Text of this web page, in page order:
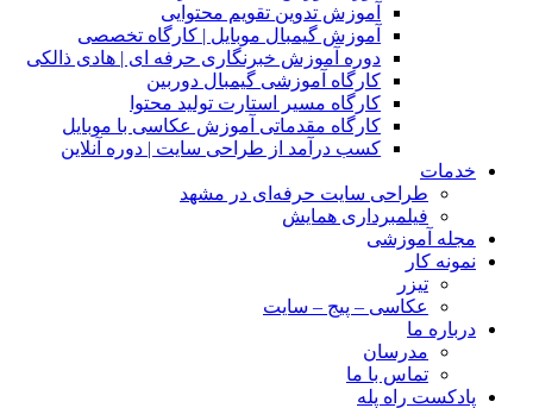
آموزش تدوین تقویم محتوایی
آموزش گیمبال موبایل | کارگاه تخصصی
دوره آموزش خبرنگاری حرفه ای | هادی ذالکی
کارگاه آموزشی گیمبال دوربین
کارگاه مسیر استارت تولید محتوا
کارگاه مقدماتی آموزش عکاسی با موبایل
کسب درآمد از طراحی سایت | دوره آنلاین
خدمات
طراحی سایت حرفه‌ای در مشهد
فیلمبرداری همایش
مجله آموزشی
نمونه کار
تیزر
عکاسی – پیج – سایت
درباره ما
مدرسان
تماس با ما
پادکست راه پله